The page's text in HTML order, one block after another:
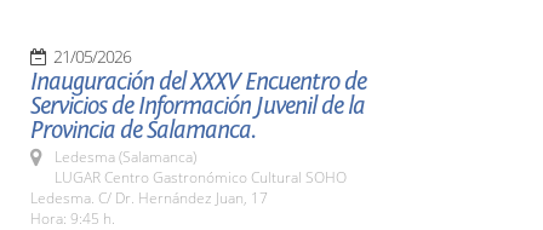
21/05/2026
Inauguración del XXXV Encuentro de
Servicios de Información Juvenil de la
Provincia de Salamanca.
Ledesma (Salamanca)
LUGAR Centro Gastronómico Cultural SOHO
Ledesma. C/ Dr. Hernández Juan, 17
Hora: 9:45 h.